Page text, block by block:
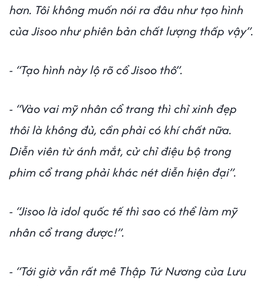
hơn. Tôi không muốn nói ra đâu như tạo hình
của Jisoo như phiên bản chất lượng thấp vậy”.
- “Tạo hình này lộ rõ cổ Jisoo thô”.
- “Vào vai mỹ nhân cổ trang thì chỉ xinh đẹp
thôi là không đủ, cần phải có khí chất nữa.
Diễn viên từ ánh mắt, cử chỉ điệu bộ trong
phim cổ trang phải khác nét diễn hiện đại”.
- “Jisoo là idol quốc tế thì sao có thể làm mỹ
nhân cổ trang được!”.
- “Tới giờ vẫn rất mê Thập Tứ Nương của Lưu